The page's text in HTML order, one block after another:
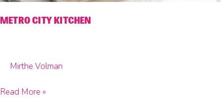
METRO CITY KITCHEN
Mirthe Volman
Read More »